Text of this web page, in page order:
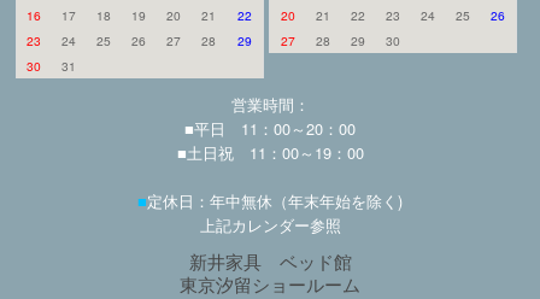
16
17 18 19 20 21
22
23
24 25 26 27 28
29
30
31
20
21 22 23 24 25
26
27
28 29 30
営業時間：
■平日 11：00～20：00
■土日祝 11：00～19：00
■定休日：年中無休（年末年始を除く)
上記カレンダー参照
新井家具 ベッド館
東京汐留ショールーム